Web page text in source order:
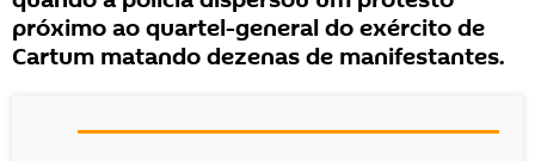
próximo ao quartel-general do exército de
Cartum matando dezenas de manifestantes.